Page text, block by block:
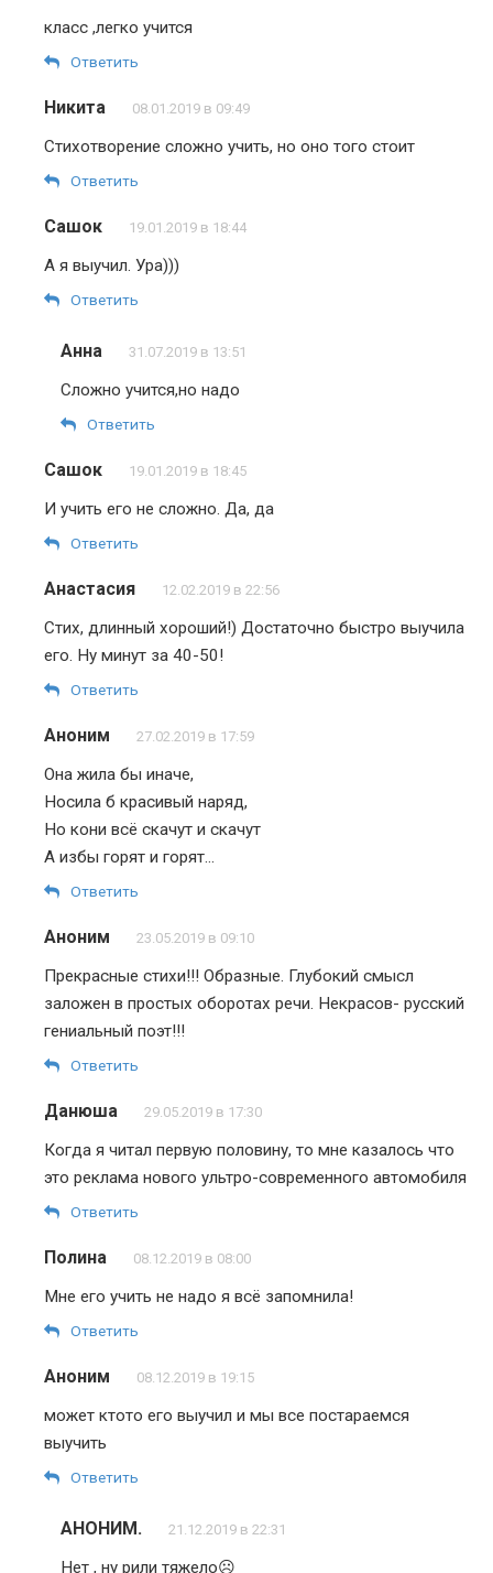
класс ,легко учится
Ответить
Никита 08.01.2019 в 09:49
Стихотворение сложно учить, но оно того стоит
Ответить
Сашок 19.01.2019 в 18:44
А я выучил. Ура)))
Ответить
Анна 31.07.2019 в 13:51
Сложно учится,но надо
Ответить
Сашок 19.01.2019 в 18:45
И учить его не сложно. Да, да
Ответить
Анастасия 12.02.2019 в 22:56
Стих, длинный хороший!) Достаточно быстро выучила
его. Ну минут за 40-50!
Ответить
Аноним 27.02.2019 в 17:59
Она жила бы иначе,
Носила б красивый наряд,
Но кони всё скачут и скачут
А избы горят и горят…
Ответить
Аноним 23.05.2019 в 09:10
Прекрасные стихи!!! Образные. Глубокий смысл
заложен в простых оборотах речи. Некрасов- русский
гениальный поэт!!!
Ответить
Данюша 29.05.2019 в 17:30
Когда я читал первую половину, то мне казалось что
это реклама нового ультро-современного автомобиля
Ответить
Полина 08.12.2019 в 08:00
Мне его учить не надо я всё запомнила!
Ответить
Аноним 08.12.2019 в 19:15
может ктото его выучил и мы все постараемся
выучить
Ответить
АНОНИМ. 21.12.2019 в 22:31
Нет , ну рили тяжело☹️